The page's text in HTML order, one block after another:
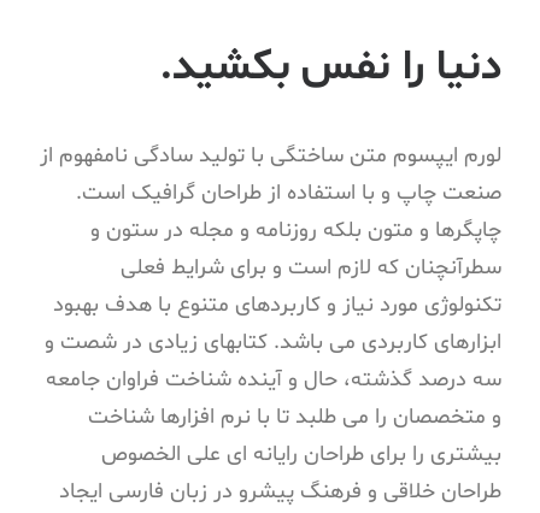
دنیا را نفس بکشید.
لورم ایپسوم متن ساختگی با تولید سادگی نامفهوم از
صنعت چاپ و با استفاده از طراحان گرافیک است.
چاپگرها و متون بلکه روزنامه و مجله در ستون و
سطرآنچنان که لازم است و برای شرایط فعلی
تکنولوژی مورد نیاز و کاربردهای متنوع با هدف بهبود
ابزارهای کاربردی می باشد. کتابهای زیادی در شصت و
سه درصد گذشته، حال و آینده شناخت فراوان جامعه
و متخصصان را می طلبد تا با نرم افزارها شناخت
بیشتری را برای طراحان رایانه ای علی الخصوص
طراحان خلاقی و فرهنگ پیشرو در زبان فارسی ایجاد